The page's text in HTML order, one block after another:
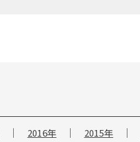
2016年 2015年